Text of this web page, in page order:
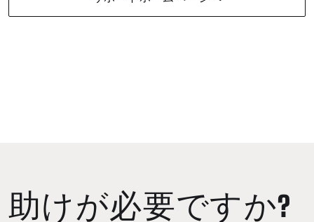
助けが必要ですか?